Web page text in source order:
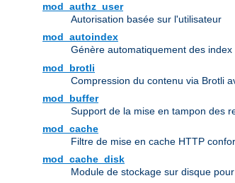
mod_authz_user
Autorisation basée sur l'utilisateur
mod_autoindex
Génère automatiquement des
mod_brotli
Compression du contenu via Brotli
mod_buffer
Support de la mise en tampon des
mod_cache
Filtre de mise en cache HTTP
mod_cache_disk
Module de stockage sur disque